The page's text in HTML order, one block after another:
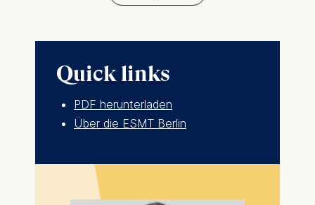
Quick links
PDF herunterladen
Über die ESMT Berlin